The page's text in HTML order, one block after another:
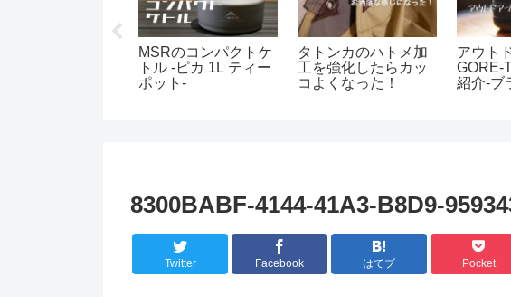
MSRのコンパクトケ
トル -ピカ 1L ティー
ポット-
タトンカのハトメ加
工を強化したらカッ
コよくなった！
アウト
GORE-
紹介-ブ
8300BABF-4144-41A3-B8D9-
Twitter Facebook はてブ Pocket